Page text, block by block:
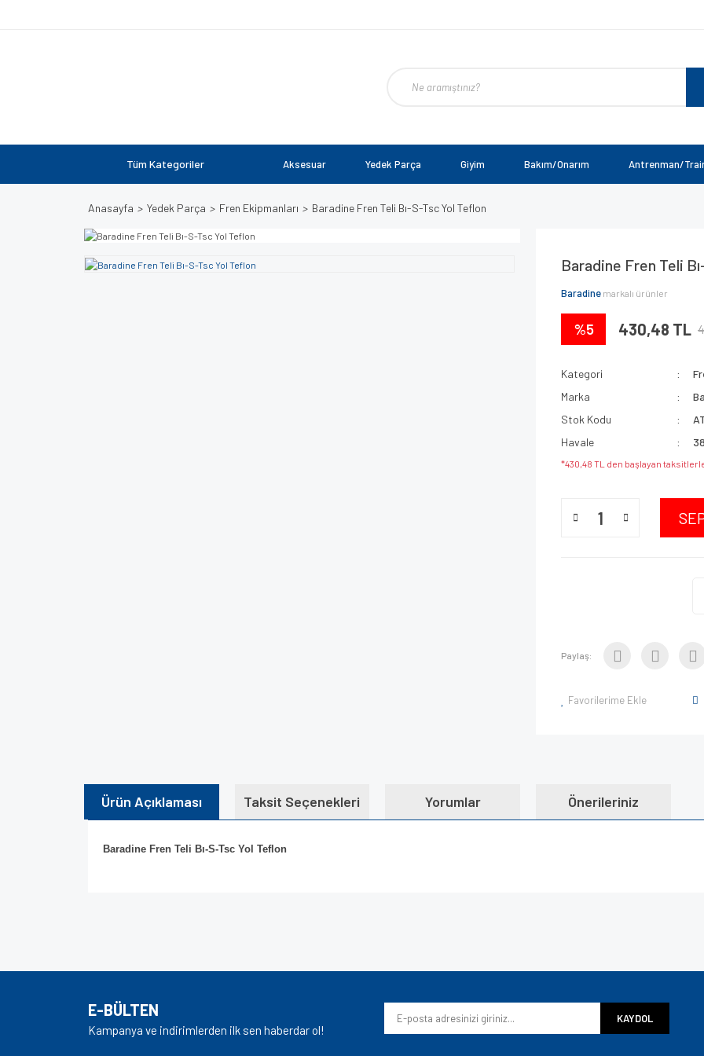
Tüm Kategoriler Aksesuar Yedek Parça Giyim Bakım/Onarım Antrenman/
Anasayfa Yedek Parça Fren Ekipmanları Baradine Fren Teli Bı-S-Tsc Yol Teflon
Baradine Fren Teli
Baradine markalı ürünler
%5 430,48 TL
Kategori
Marka
Stok Kodu
Havale
*430,48 TL den başlayan
Paylaş:
Favorilerime Ekle
Ürün Açıklaması Taksit Seçenekleri Yorumlar Önerileriniz
Baradine Fren Teli Bı-S-Tsc Yol Teflon
Ürün resmi kalitesiz, bozuk veya görüntülenemiyor.
Ürün bilgilerinde hatalar bulunuyor.
E-BÜLTEN
Kampanya ve indirimlerden ilk sen haberdar ol!
KAYDOL